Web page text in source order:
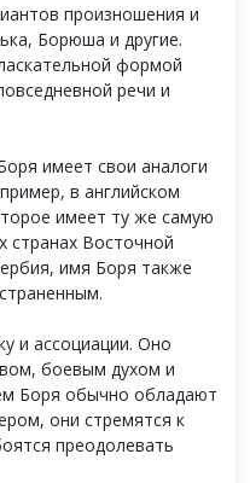
произношения и
Борюша и другие.
формой
речи и
имеет свои аналоги
в английском
имеет ту же самую
странах Восточной
имя Боря также
и ассоциации. Оно
боевым духом и
Боря обычно обладают
они стремятся к
преодолевать